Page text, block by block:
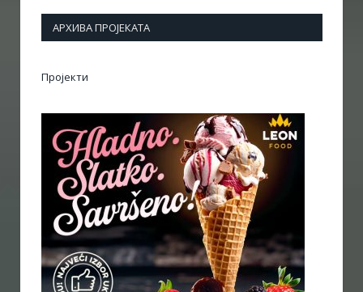
АРХИВА ПРОЈЕКАТА
Пројекти